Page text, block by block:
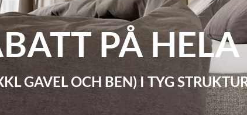
PÅ
GAVEL OCH BEN) I TYG